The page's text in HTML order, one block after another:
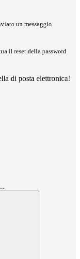
un messaggio
il reset della password
di posta elettronica!